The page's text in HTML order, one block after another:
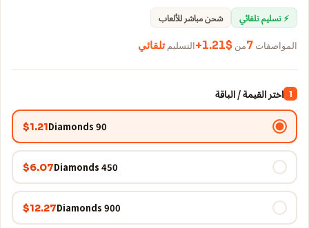
⚡ تسليم تلقائي شحن مباشر للألعاب
المواصفات 7من $1.21+ التسليمتلقائي
1 اختر القيمة / الباقة
90 Diamonds
$1.21
450 Diamonds
$6.07
900 Diamonds
$12.27